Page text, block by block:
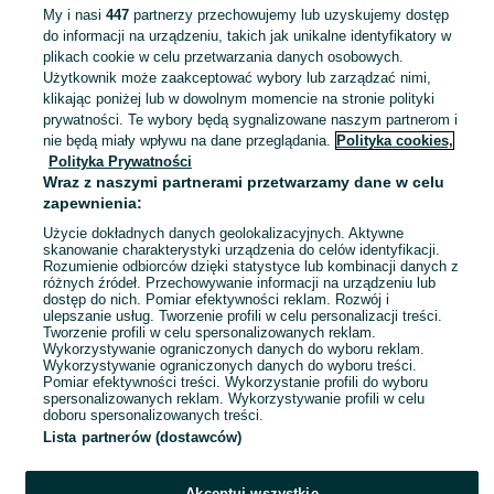
107 zł z Pakietem Ochronnym
Pisarowce
31 lipca 2026
39 Czarny
Pozostałe
Inny
100 zł
Pisarowce
31 lipca 2026
39 Czarny
Pozostałe
Inny
1 2 3 4
My i nasi 447partnerzy przechowujemy lub uzyskujemy dostęp
do informacji na urządzeniu, takich jak unikalne identyfikatory w
plikach cookie w celu przetwarzania danych osobowych.
Użytkownik może zaakceptować wybory lub zarządzać nimi,
klikając poniżej lub w dowolnym momencie na stronie polityki
prywatności. Te wybory będą sygnalizowane naszym partnerom i
nie będą miały wpływu na dane przeglądania. Polityka cookies,
Polityka Prywatności
Wraz z naszymi partnerami przetwarzamy dane w celu
zapewnienia:
Użycie dokładnych danych geolokalizacyjnych. Aktywne
skanowanie charakterystyki urządzenia do celów identyfikacji.
Rozumienie odbiorców dzięki statystyce lub kombinacji danych z
różnych źródeł. Przechowywanie informacji na urządzeniu lub
dostęp do nich. Pomiar efektywności reklam. Rozwój i
ulepszanie usług. Tworzenie profili w celu personalizacji treści.
Tworzenie profili w celu spersonalizowanych reklam.
Wykorzystywanie ograniczonych danych do wyboru reklam.
Wykorzystywanie ograniczonych danych do wyboru treści.
Pomiar efektywności treści. Wykorzystanie profili do wyboru
spersonalizowanych reklam. Wykorzystywanie profili w celu
doboru spersonalizowanych treści.
Lista partnerów (dostawców)